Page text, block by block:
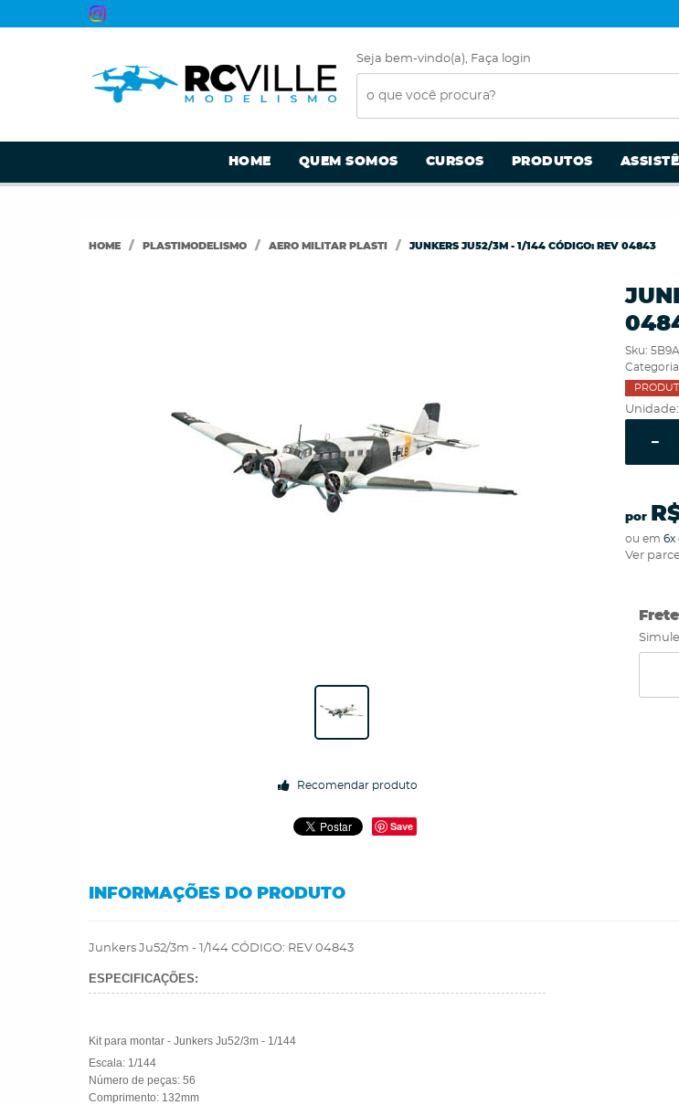
Seja bem-vindo(a), Faça login
HOME QUEM SOMOS CURSOS PRODUTOS
HOME PLASTIMODELISMO AERO MILITAR PLASTI JUNKERS JU52/3M - 1/144 CÓDIGO: REV 04843
Recomendar produto
Save
Sku:
por
ou em 6x
Ver
INFORMAÇÕES DO PRODUTO
Junkers Ju52/3m - 1/144 CÓDIGO: REV 04843
ESPECIFICAÇÕES:
Kit para montar - Junkers Ju52/3m - 1/144
Escala: 1/144
Número de peças: 56
Comprimento: 132mm